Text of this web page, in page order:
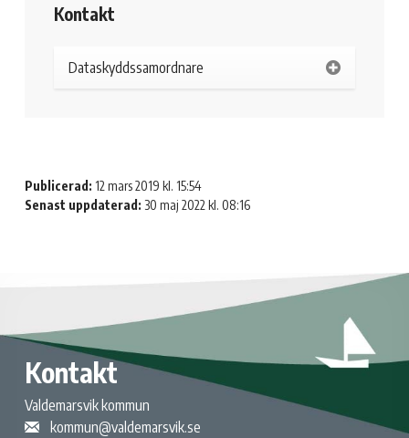
Kontakt
Dataskyddssamordnare
Publicerad: 12 mars 2019 kl. 15:54
Senast uppdaterad: 30 maj 2022 kl. 08:16
Kontakt
Valdemarsvik kommun
kommun@valdemarsvik.se